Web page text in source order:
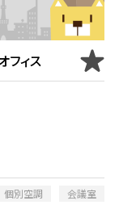
フィス
個別空調
会議室